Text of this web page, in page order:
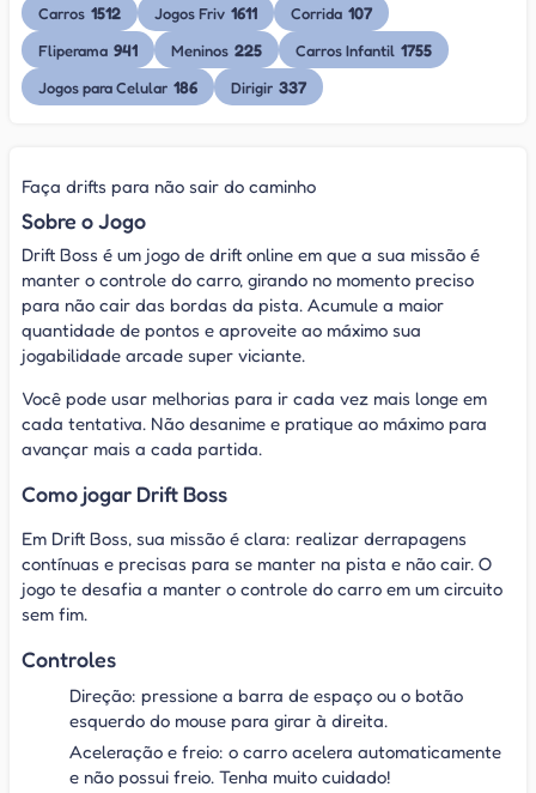
Carros 1512 Jogos Friv 1611 Corrida 107
Fliperama 941 Meninos 225 Carros Infantil 1755
Jogos para Celular 186 Dirigir 337
Faça drifts para não sair do caminho
Sobre o Jogo
Drift Boss é um jogo de drift online em que a sua missão é
manter o controle do carro, girando no momento preciso
para não cair das bordas da pista. Acumule a maior
quantidade de pontos e aproveite ao máximo sua
jogabilidade arcade super viciante.
Você pode usar melhorias para ir cada vez mais longe em
cada tentativa. Não desanime e pratique ao máximo para
avançar mais a cada partida.
Como jogar Drift Boss
Em Drift Boss, sua missão é clara: realizar derrapagens
contínuas e precisas para se manter na pista e não cair. O
jogo te desafia a manter o controle do carro em um circuito
sem fim.
Controles
Direção: pressione a barra de espaço ou o botão
esquerdo do mouse para girar à direita.
Aceleração e freio: o carro acelera automaticamente
e não possui freio. Tenha muito cuidado!